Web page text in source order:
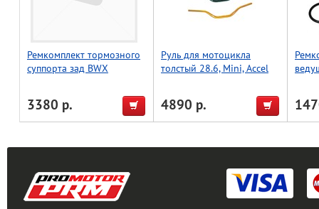
Ремкомплект тормозного
суппорта зад BWX
KX85 01-22,Yamaha YZ85
02-22 (18-3033)
3380 р.
Руль для мотоцикла
толстый 28.6, Mini, Accel
4890 р.
20-